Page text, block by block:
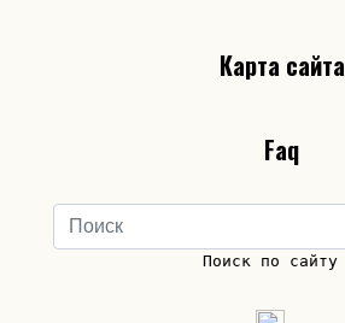
Карта сайта
Faq
Поиск по сайту